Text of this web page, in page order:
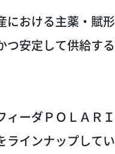
における主薬・賦形
つ安定して供給する
ィーダＰＯＬＡＲＩ
ラインナップしてい